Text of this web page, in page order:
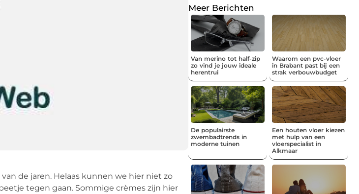
de jaren. Helaas kunnen we hier niet zo
tegen gaan. Sommige crèmes zijn hier
Meer Berichten
Van merino tot half-zip
zo vind je jouw ideale
herentrui
Waarom een pvc-vloer
in Brabant past bij een
strak verbouwbudget
De populairste
zwembadtrends in
moderne tuinen
Een houten vloer kiezen
met hulp van een
vloerspecialist in
Alkmaar